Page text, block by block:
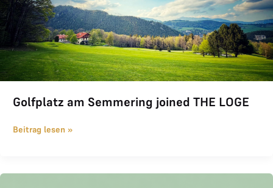
Golfplatz am Semmering joined THE LOGE
Beitrag lesen »